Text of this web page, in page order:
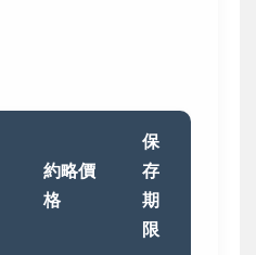
約略價
格
保
存
期
限